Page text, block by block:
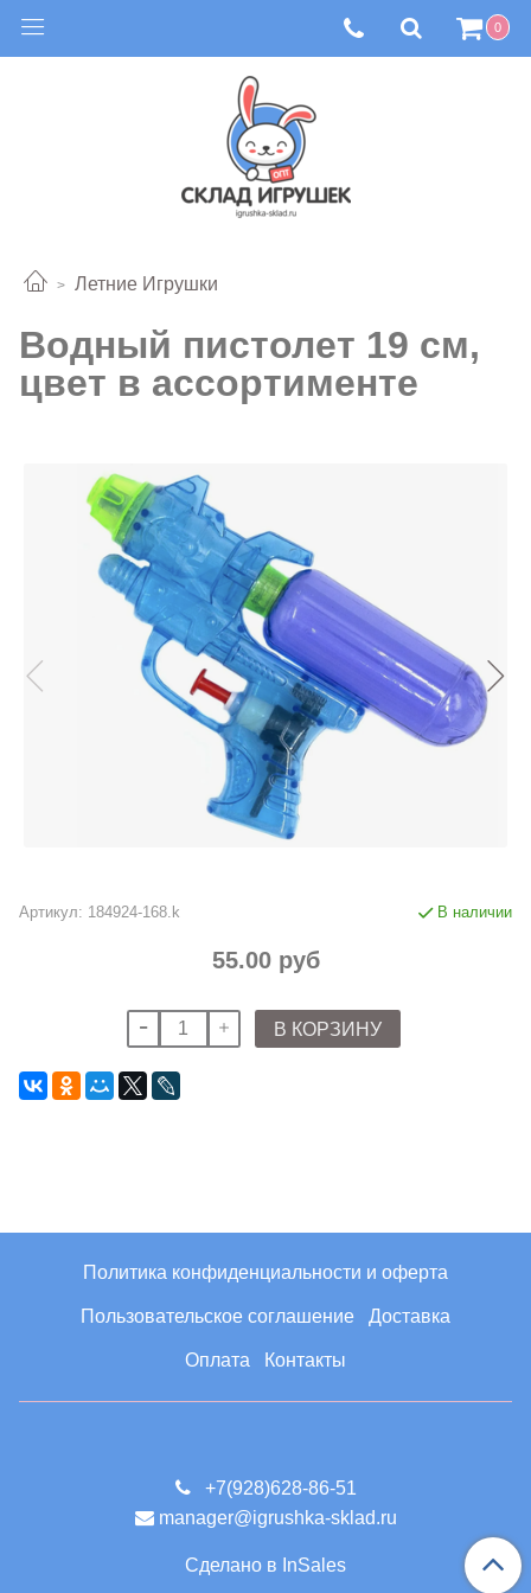
0
Летние Игрушки
Водный пистолет 19 см,
цвет в ассортименте
Артикул: 184924-168.k В наличии
55.00 руб
В КОРЗИНУ
Политика конфиденциальности и оферта
Пользовательское соглашение Доставка
Оплата Контакты
+7(928)628-86-51
manager@igrushka-sklad.ru
Сделано в InSales